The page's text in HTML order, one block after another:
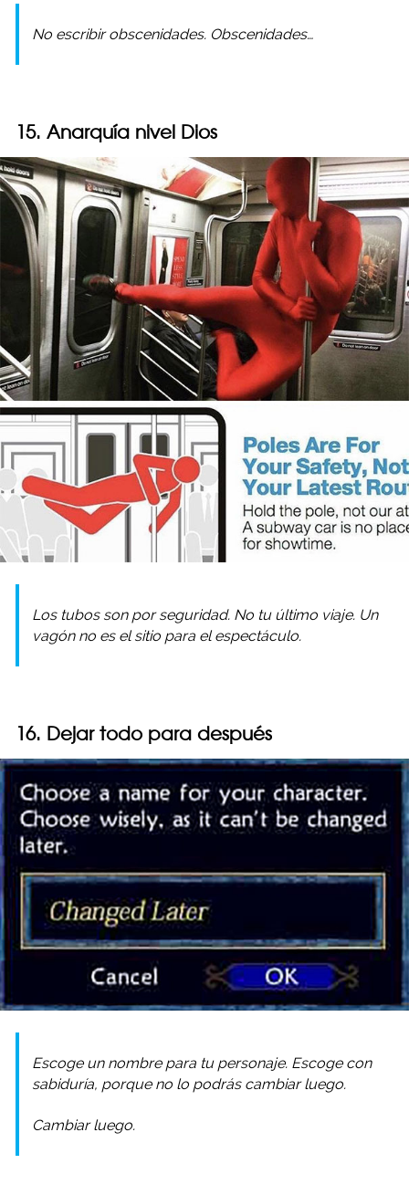
No escribir obscenidades. Obscenidades…
15. Anarquía nivel Dios
Los tubos son por seguridad. No tu último viaje. Un
vagón no es el sitio para el espectáculo.
16. Dejar todo para después
Escoge un nombre para tu personaje. Escoge con
sabiduría, porque no lo podrás cambiar luego.
Cambiar luego.